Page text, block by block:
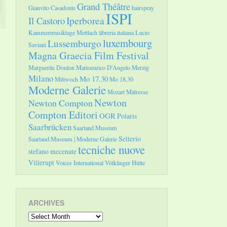
Gianvito CasadonteGrand Théâtrehairspray
Il CastoroIperboreaISPI
Kammermusiktage Mettlachlibreria italianaLucio
SavianiLussemburgoluxembourg
Magna Graecia Film Festival
Marguerite DonlonMarioenrico D'AngeloMerzig
MilanoMittwochMo 17.30Mo 18.30
Moderne GalerieMozartMätresse
Newton ComptonNewton
Compton Editori OGRPolaris
SaarbrückenSaarland.Museum
Saarland.Museum | Moderne GalerieSellerio
stefano mecenatetecniche nuove
VilleruptVoices InternationalVölklinger Hütte
ARCHIVES
Archives